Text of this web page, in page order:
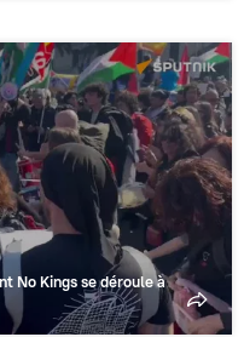
No Kings se déroule à